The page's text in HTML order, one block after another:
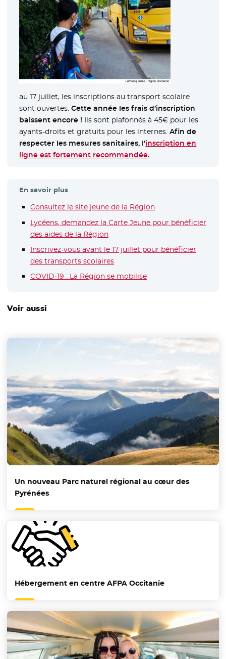
au 17 juillet, les inscriptions au transport scolaire
sont ouvertes.Cette année les frais d’inscription
baissent encore ! Ils sont plafonnés à 45€ pour les
ayants-droits et gratuits pour les internes.Afin de
respecter les mesures sanitaires, l’inscription en
ligne est fortement recommandée- Nouvelle fenêtre
.
En savoir plus
Consultez le site jeune de la Région- Nouvelle fenêtre
Lycéens, demandez la Carte Jeune pour bénéficier
des aides de la Région- Nouvelle fenêtre
Inscrivez-vous avant le 17 juillet pour bénéficier
des transports scolaires- Nouvelle fenêtre
COVID-19 : La Région se mobilise
Voir aussi
Un nouveau Parc naturel régional au cœur des
Pyrénées
Hébergement en centre AFPA Occitanie